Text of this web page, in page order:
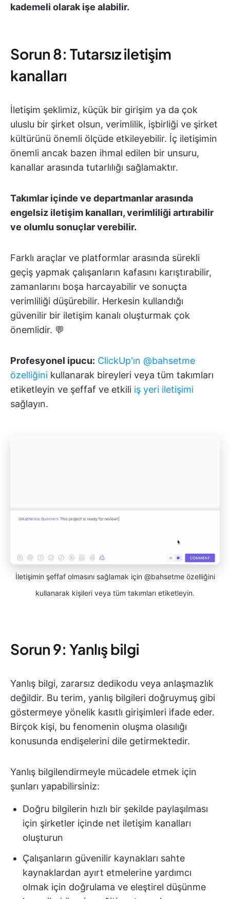
kademeli olarak işe alabilir.
Sorun 8: Tutarsız iletişim
kanalları
İletişim şeklimiz, küçük bir girişim ya da çok
uluslu bir şirket olsun, verimlilik, işbirliği ve şirket
kültürünü önemli ölçüde etkileyebilir. İç iletişimin
önemli ancak bazen ihmal edilen bir unsuru,
kanallar arasında tutarlılığı sağlamaktır.
Takımlar içinde ve departmanlar arasında
engelsiz iletişim kanalları, verimliliği artırabilir
ve olumlu sonuçlar verebilir.
Farklı araçlar ve platformlar arasında sürekli
geçiş yapmak çalışanların kafasını karıştırabilir,
zamanlarını boşa harcayabilir ve sonuçta
verimliliği düşürebilir. Herkesin kullandığı
güvenilir bir iletişim kanalı oluşturmak çok
önemlidir. 💬
Profesyonel ipucu: ClickUp'ın @bahsetme
özelliğini kullanarak bireyleri veya tüm takımları
etiketleyin ve şeffaf ve etkili iş yeri iletişimi
sağlayın.
İletişimin şeffaf olmasını sağlamak için @bahsetme özelliğini
kullanarak kişileri veya tüm takımları etiketleyin.
Sorun 9: Yanlış bilgi
Yanlış bilgi, zararsız dedikodu veya anlaşmazlık
değildir. Bu terim, yanlış bilgileri doğruymuş gibi
göstermeye yönelik kasıtlı girişimleri ifade eder.
Birçok kişi, bu fenomenin oluşma olasılığı
konusunda endişelerini dile getirmektedir.
Yanlış bilgilendirmeyle mücadele etmek için
şunları yapabilirsiniz:
Doğru bilgilerin hızlı bir şekilde paylaşılması
için şirketler içinde net iletişim kanalları
oluşturun
Çalışanların güvenilir kaynakları sahte
kaynaklardan ayırt etmelerine yardımcı
olmak için doğrulama ve eleştirel düşünme